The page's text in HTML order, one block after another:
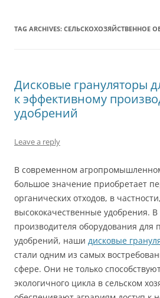
TAG ARCHIVES: СЕЛЬСКОХОЗЯЙСТВЕННОЕ
Дисковые грануляторы
к эффективному
удобрений
Leave a reply
В современном
большое значение приобретает
органических отходов, в
высококачественные удобрения. В
производителя оборудования для
удобрений, наши дисковые
стали одним из самых
сфере. Они не только
экологичного цикла в сельском